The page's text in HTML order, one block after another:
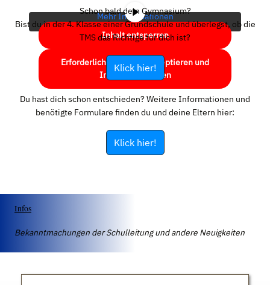
Mehr Informationen
Inhalt entsperren
Erforderlichen Service akzeptieren und
Inhalte entsperren
Schon bald dein Gymnasium?
Bist du in der 4. Klasse einer Grundschule und überlegst, ob die
TMS das Richtige für dich ist?
Klick hier!
Du hast dich schon entschieden? Weitere Informationen und
benötigte Formulare finden du und deine Eltern hier:
Klick hier!
Infos
Bekanntmachungen der Schulleitung und andere Neuigkeiten